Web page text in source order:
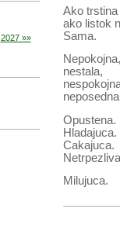
Ako
ako listok
Sama.
Nepokojna,
nestala,
Opustena.
Hladajuca.
Cakajuca.
Milujuca.
2027 »»